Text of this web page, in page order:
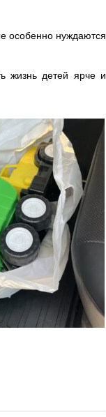
особенно нуждаются
жизнь детей ярче и